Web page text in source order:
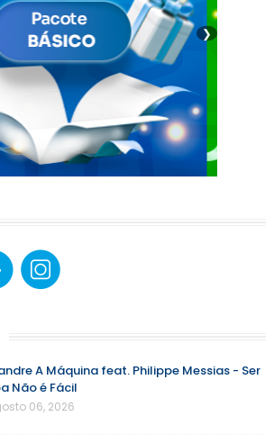
❯
A Máquina feat. Philippe Messias - Ser
Não é Fácil
06, 2026